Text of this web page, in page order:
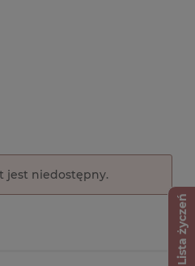
jest niedostępny.
Lista życzeń